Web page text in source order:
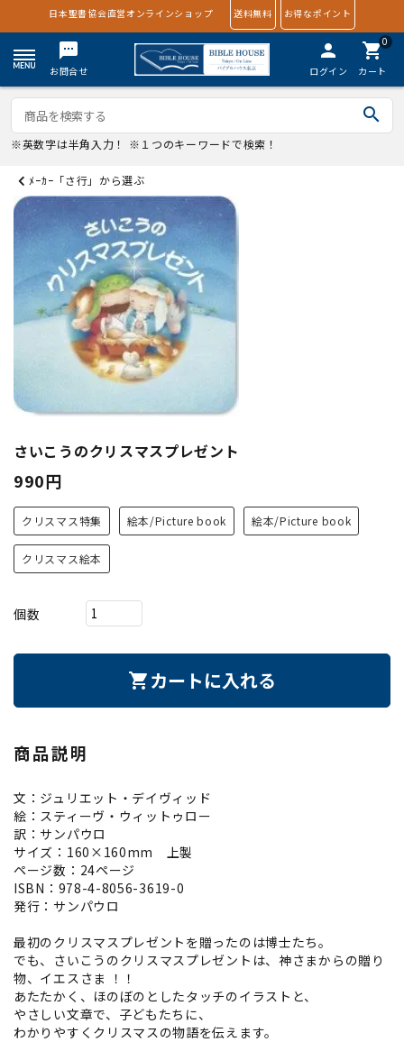
日本聖書協会直営オンラインショップ 送料無料 お得なポイント
textsms
お問合せ
person
ログイン
0
shopping_cart
カート
search
※英数字は半角入力！ ※１つのキーワードで検索！
ﾒｰｶｰ「さ行」から選ぶ
さいこうのクリスマスプレゼント
990円
クリスマス特集 絵本/Picture book 絵本/Picture book
クリスマス絵本
個数
shopping_cart カートに入れる
商品説明
文：ジュリエット・デイヴィッド
絵：スティーヴ・ウィットゥロー
訳：サンパウロ
サイズ：160×160mm 上製
ページ数：24ページ
ISBN：978-4-8056-3619-0
発行：サンパウロ
最初のクリスマスプレゼントを贈ったのは博士たち。
でも、さいこうのクリスマスプレゼントは、神さまからの贈り
物、イエスさま ！！
あたたかく、ほのぼのとしたタッチのイラストと、
やさしい文章で、子どもたちに、
わかりやすくクリスマスの物語を伝えます。